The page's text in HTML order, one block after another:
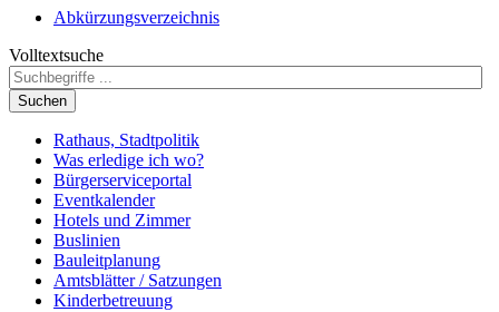
Abkürzungsverzeichnis
Volltextsuche
Suchen
Rathaus, Stadtpolitik
Was erledige ich wo?
Bürgerserviceportal
Eventkalender
Hotels und Zimmer
Buslinien
Bauleitplanung
Amtsblätter / Satzungen
Kinderbetreuung